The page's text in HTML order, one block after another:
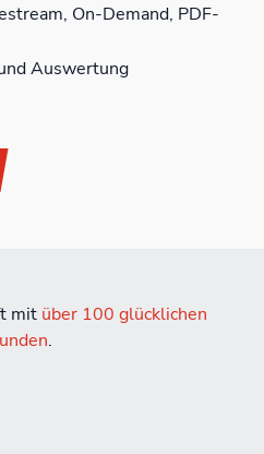
On-Demand, PDF-
Auswertung
mit über 100 glücklichen
.